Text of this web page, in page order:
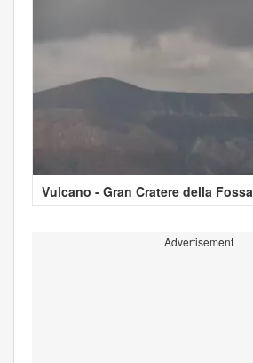
Vulcano - Gran Cratere della Fossa
Advertisement